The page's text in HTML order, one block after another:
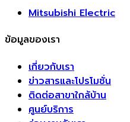
Mitsubishi Electric
ข้อมูลของเรา
เกี่ยวกับเรา
ข่าวสารและโปรโมชั่น
ติดต่อสาขาใกล้บ้าน
ศูนย์บริการ